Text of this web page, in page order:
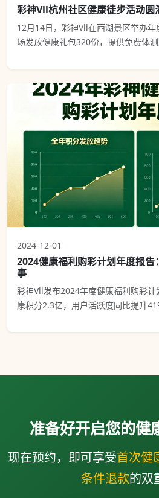
彩神Vll杭州社区健康徒步活动圆
12月14日，彩神Vll在西湖景区举办
场发放健康礼包320份，提供免费体测
2024-12-01
2024健康福利购彩计划年度报
事
彩神Vll发布2024年度健康福利购彩
康积分2.3亿，用户活跃度同比提升
准备好开启您的健
现在预约，即可享受首次健
条件退款的双